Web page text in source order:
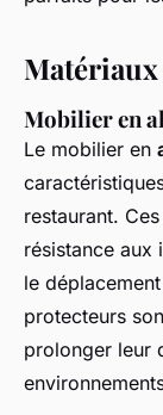
Mobilier en
Le mobilier en
restaurant.
résistance aux
le
protecteurs
prolonger leur